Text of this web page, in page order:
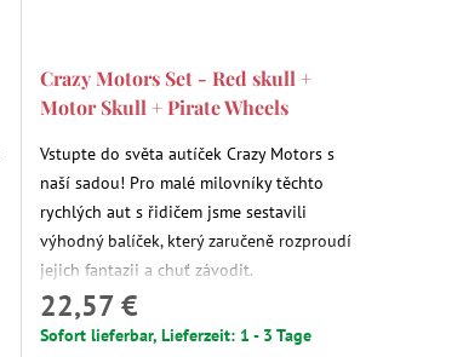
Crazy Motors Set - Red skull +
Motor Skull + Pirate Wheels
Vstupte do světa autíček Crazy Motors s
naší sadou! Pro malé milovníky těchto
rychlých aut s řidičem jsme sestavili
výhodný balíček, který zaručeně rozproudí
jejich fantazii a chuť závodit.
22,57 €
Sofort lieferbar, Lieferzeit: 1 - 3 Tage